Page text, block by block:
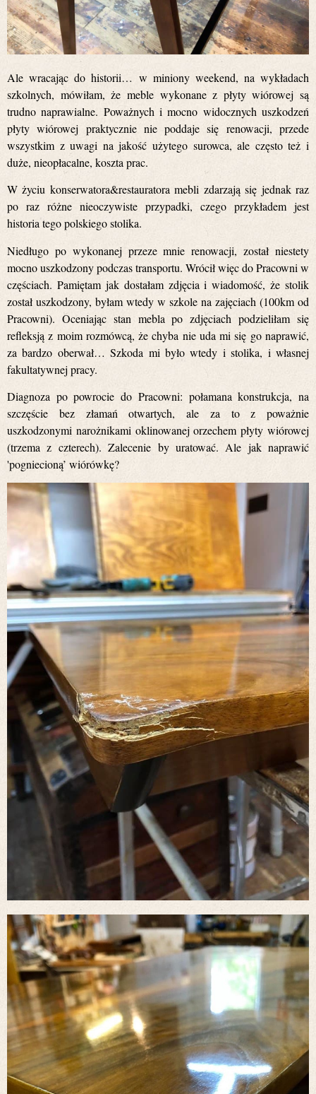
Ale wracając do historii… w miniony weekend, na wykładach
szkolnych, mówiłam, że meble wykonane z płyty wiórowej są
trudno naprawialne. Poważnych i mocno widocznych uszkodzeń
płyty wiórowej praktycznie nie poddaje się renowacji, przede
wszystkim z uwagi na jakość użytego surowca, ale często też i
duże, nieopłacalne, koszta prac.
W życiu konserwatora&restauratora mebli zdarzają się jednak raz
po raz różne nieoczywiste przypadki, czego przykładem jest
historia tego polskiego stolika.
Niedługo po wykonanej przeze mnie renowacji, został niestety
mocno uszkodzony podczas transportu. Wrócił więc do Pracowni w
częściach. Pamiętam jak dostałam zdjęcia i wiadomość, że stolik
został uszkodzony, byłam wtedy w szkole na zajęciach (100km od
Pracowni). Oceniając stan mebla po zdjęciach podzieliłam się
refleksją z moim rozmówcą, że chyba nie uda mi się go naprawić,
za bardzo oberwał… Szkoda mi było wtedy i stolika, i własnej
fakultatywnej pracy.
Diagnoza po powrocie do Pracowni: połamana konstrukcja, na
szczęście bez złamań otwartych, ale za to z poważnie
uszkodzonymi narożnikami oklinowanej orzechem płyty wiórowej
(trzema z czterech). Zalecenie by uratować. Ale jak naprawić
'pogniecioną’ wiórówkę?